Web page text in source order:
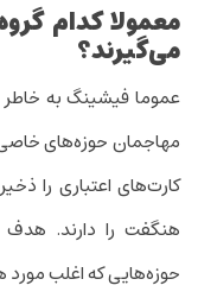
معمولاکدام
می‌گیرند؟
عموما فیشینگ به
مهاجمان حوزه‌های
کارت‌های اعتباری را
هنگفت را دارند.
حوزه‌هایی که اغلب مورد